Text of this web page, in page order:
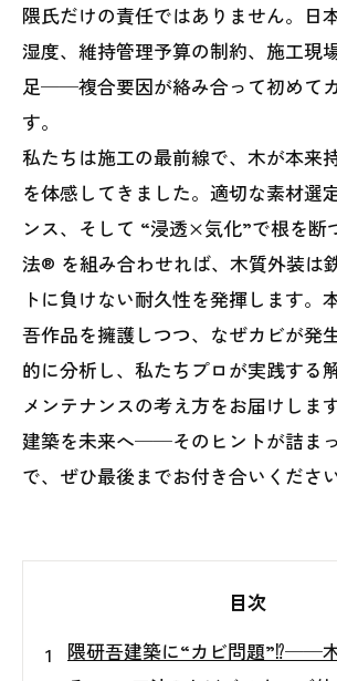
隈氏だけの責任ではありません。日
湿度、維持管理予算の制約、施工現
足──複合要因が絡み合って初めて
す。
私たちは施工の最前線で、木が本来
を体感してきました。適切な素材選
ンス、そして “浸透×気化”で根を断
法® を組み合わせれば、木質外装は
トに負けない耐久性を発揮します。
吾作品を擁護しつつ、なぜカビが発
的に分析し、私たちプロが実践する
メンテナンスの考え方をお届けしま
建築を未来へ──そのヒントが詰ま
で、ぜひ最後までお付き合いください
目次
隈研吾建築に“カビ問題”⁉──